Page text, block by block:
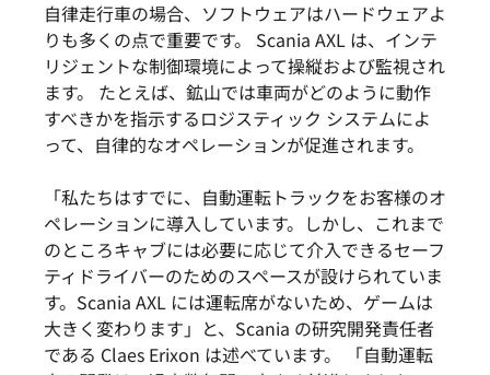
自律走行車の場合、ソフトウェアはハードウェアよ
りも多くの点で重要です。 Scania AXL は、インテ
リジェントな制御環境によって操縦および監視され
ます。 たとえば、鉱山では車両がどのように動作
すべきかを指示するロジスティック システムによ
って、自律的なオペレーションが促進されます。
「私たちはすでに、自動運転トラックをお客様のオ
ペレーションに導入しています。しかし、これまで
のところキャブには必要に応じて介入できるセーフ
ティドライバーのためのスペースが設けられていま
す。Scania AXL には運転席がないため、ゲームは
大きく変わります」と、Scania の研究開発責任者
である Claes Erixon は述べています。 「自動運転